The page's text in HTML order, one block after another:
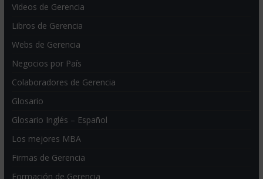
Videos de Gerencia
Libros de Gerencia
Webs de Gerencia
Negocios por País
Colaboradores de Gerencia
Glosario
Glosario Inglés – Español
Los mejores MBA
Firmas de Gerencia
Formación de Gerencia